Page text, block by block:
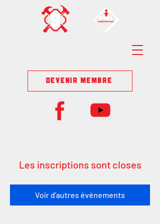
DEVENIR MEMBRE
Les inscriptions sont closes
Voir d'autres événements